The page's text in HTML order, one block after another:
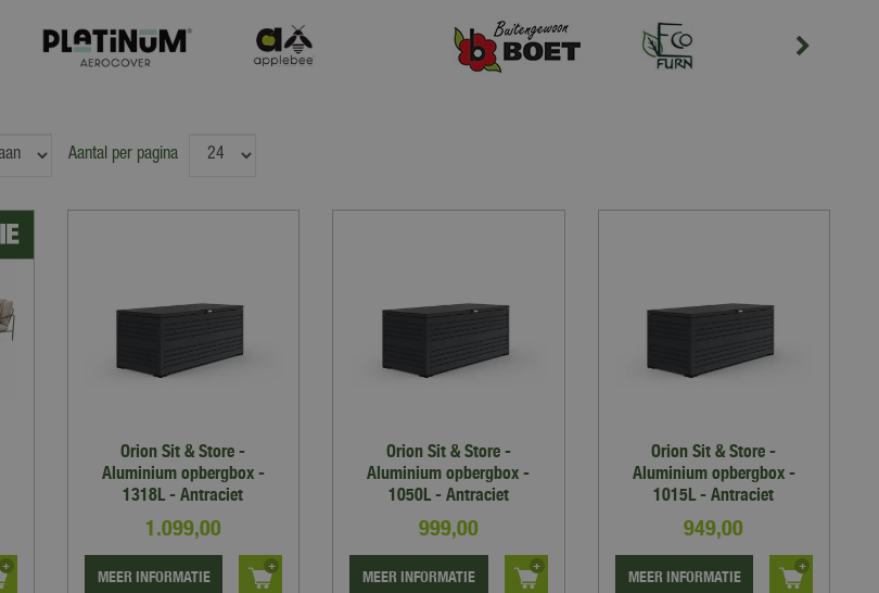
Aantal per pagina
Orion Sit & Store -
Aluminium opbergbox -
1318L - Antraciet
1.099,00
MEER INFORMATIE
Orion Sit & Store -
Aluminium opbergbox -
1050L - Antraciet
999,00
MEER INFORMATIE
Orion Sit & Store -
Aluminium opbergbox -
1015L - Antraciet
949,00
MEER INFORMATIE